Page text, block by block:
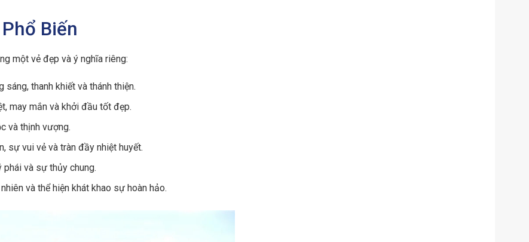
Biến
một vẻ đẹp và ý nghĩa riêng:
thanh khiết và thánh thiện.
may mắn và khởi đầu tốt đẹp.
và thịnh vượng.
sự vui vẻ và tràn đầy nhiệt huyết.
phái và sự thủy chung.
và thể hiện khát khao sự hoàn hảo.